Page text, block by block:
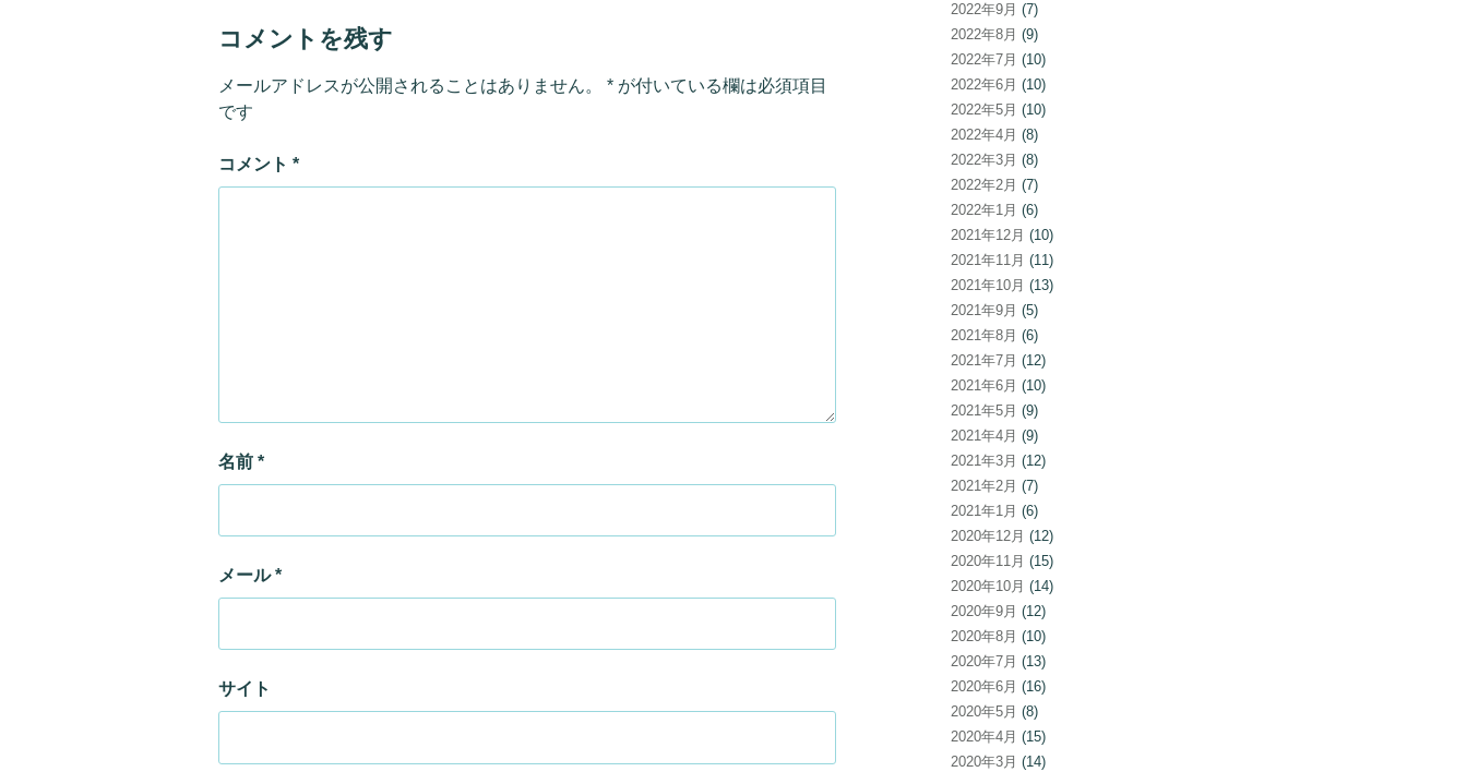
コメントを残す
メールアドレスが公開されることはありません。 * が付いている欄は必須項目
です
コメント *
名前 *
メール*
サイト
2022年9月 (7)
2022年8月 (9)
2022年7月 (10)
2022年6月 (10)
2022年5月 (10)
2022年4月 (8)
2022年3月 (8)
2022年2月 (7)
2022年1月 (6)
2021年12月 (10)
2021年11月 (11)
2021年10月 (13)
2021年9月 (5)
2021年8月 (6)
2021年7月 (12)
2021年6月 (10)
2021年5月 (9)
2021年4月 (9)
2021年3月 (12)
2021年2月 (7)
2021年1月 (6)
2020年12月 (12)
2020年11月 (15)
2020年10月 (14)
2020年9月 (12)
2020年8月 (10)
2020年7月 (13)
2020年6月 (16)
2020年5月 (8)
2020年4月 (15)
2020年3月 (14)